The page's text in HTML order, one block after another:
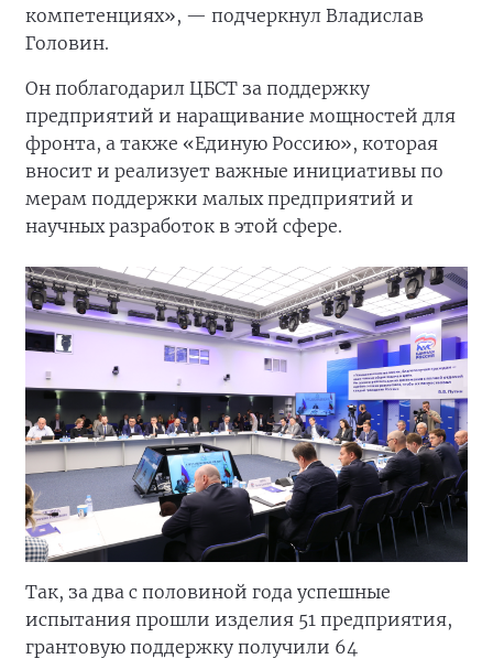
компетенциях», — подчеркнул Владислав
Головин.
Он поблагодарил ЦБСТ за поддержку
предприятий и наращивание мощностей для
фронта, а также «Единую Россию», которая
вносит и реализует важные инициативы по
мерам поддержки малых предприятий и
научных разработок в этой сфере.
Так, за два с половиной года успешные
испытания прошли изделия 51 предприятия,
грантовую поддержку получили 64